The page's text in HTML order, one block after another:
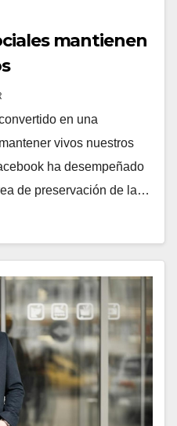
mantienen
en una
vivos nuestros
ha desempeñado
de preservación de la…